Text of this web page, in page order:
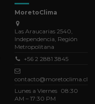
MoretoClima
Las Araucarias 2540,
Independencia, Región
Metropolitana
+56 2 2881 3845
contacto@moretoclima.cl
Lunes a Viernes 08:30
AM – 17:30 PM